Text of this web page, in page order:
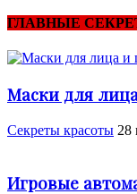
ГЛАВНЫЕ
Маски для
Секреты красоты 28
Игровые